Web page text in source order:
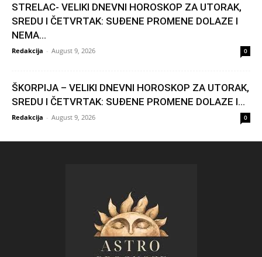
STRELAC- VELIKI DNEVNI HOROSKOP ZA UTORAK,
SREDU I ČETVRTAK: SUĐENE PROMENE DOLAZE I
NEMA...
Redakcija - August 9, 2026 0
ŠKORPIJA – VELIKI DNEVNI HOROSKOP ZA UTORAK,
SREDU I ČETVRTAK: SUĐENE PROMENE DOLAZE I...
Redakcija - August 9, 2026 0